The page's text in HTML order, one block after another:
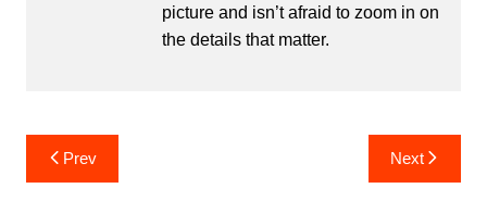
picture and isn’t afraid to zoom in on
the details that matter.
Post
navigation
Prev Next